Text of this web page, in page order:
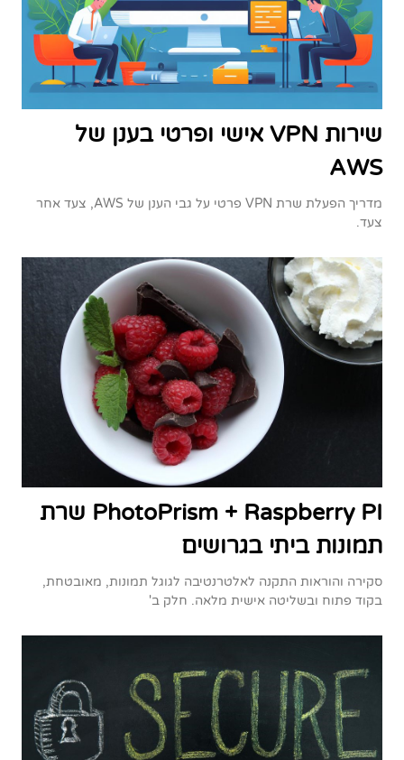
שירות VPN אישי ופרטי בענן של
AWS
מדריך הפעלת שרת VPN פרטי על גבי הענן של AWS, צעד אחר
צעד.
PhotoPrism + Raspberry PI שרת
תמונות ביתי בגרושים
סקירה והוראות התקנה לאלטרנטיבה לגוגל תמונות, מאובטחת,
בקוד פתוח ובשליטה אישית מלאה. חלק ב'